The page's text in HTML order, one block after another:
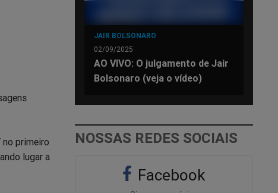
primeiro
lugar a
JAIR BOLSONARO
02/09/2025
AO VIVO: O julgamento de Jair
Bolsonaro (veja o vídeo)
NOSSAS REDES SOCIAIS
Facebook